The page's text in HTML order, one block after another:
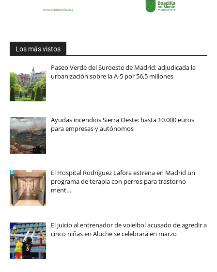
Los más vistos
Paseo Verde del Suroeste de Madrid: adjudicada la
urbanización sobre la A-5 por 56,5 millones
Ayudas incendios Sierra Oeste: hasta 10.000 euros
para empresas y autónomos
El Hospital Rodríguez Lafora estrena en Madrid un
programa de terapia con perros para trastorno
ment…
El juicio al entrenador de voleibol acusado de agredir a
cinco niñas en Aluche se celebrará en marzo